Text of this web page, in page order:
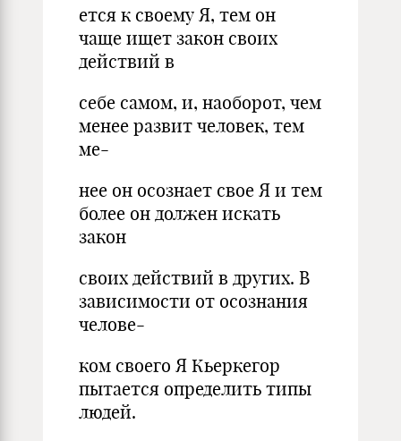
ется к своему Я, тем он
чаще ищет закон своих
действий в
себе самом, и, наоборот, чем
менее развит человек, тем
ме-
нее он осознает свое Я и тем
более он должен искать
закон
своих действий в других. В
зависимости от осознания
челове-
ком своего Я Кьеркегор
пытается определить типы
людей.